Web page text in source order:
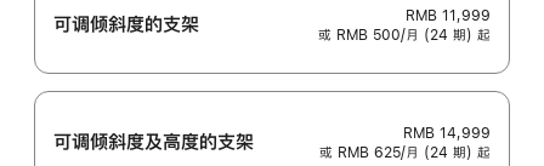
可调倾斜度的支架
RMB 11,999
或 RMB 500/月 (24 期) 起
可调倾斜度及高‍度的支‍架
RMB 14,999
或 RMB 625/月 (24 期) 起